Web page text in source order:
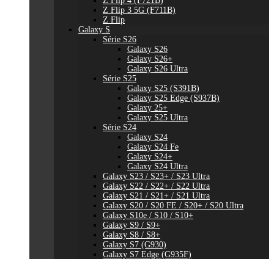
Z Flip 3 5G (F711B)
Z Flip
Galaxy S
Série S26
Galaxy S26
Galaxy S26+
Galaxy S26 Ultra
Série S25
Galaxy S25 (S391B)
Galaxy S25 Edge (S937B)
Galaxy 25+
Galaxy S25 Ultra
Série S24
Galaxy S24
Galaxy S24 Fe
Galaxy S24+
Galaxy S24 Ultra
Galaxy S23 / S23+ / S23 Ultra
Galaxy S22 / S22+ / S22 Ultra
Galaxy S21 / S21+ / S21 Ultra
Galaxy S20 / S20 FE / S20+ / S20 Ultra
Galaxy S10e / S10 / S10+
Galaxy S9 / S9+
Galaxy S8 / S8+
Galaxy S7 (G930)
Galaxy S7 Edge (G935F)